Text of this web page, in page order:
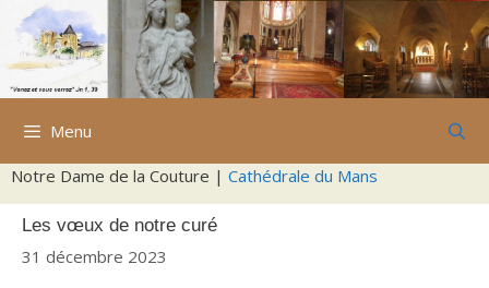
Aller
contenu
Menu
Notre Dame de la Couture | Cathédrale du Mans
Les vœux de notre curé
31 décembre 2023